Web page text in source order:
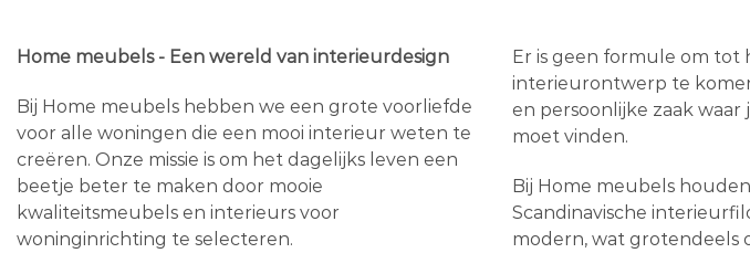
Home meubels - Een wereld van interieurdesign
Bij Home meubels hebben we een grote voorliefde
voor alle woningen die een mooi interieur weten te
creëren. Onze missie is om het dagelijks leven een
beetje beter te maken door mooie
kwaliteitsmeubels en interieurs voor
woninginrichting te selecteren.
Er is geen formule om tot
interieurontwerp te
en persoonlijke zaak waar
moet vinden.
Bij Home meubels
Scandinavische
modern, wat grotendeels